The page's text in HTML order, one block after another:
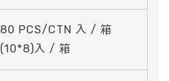
80 PCS/CTN 入 / 箱
(10*8)入 / 箱